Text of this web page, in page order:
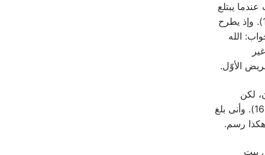
ولِمَ تصمت عندما ‏يبتلع
الشّرّير من هو أبرّ منه، وتعامل البشر كسمك البحر، كزحّافات لا قائد لها؟” (13:1- 14). وإذ يطرح
ويُراقِب (1:2‏). ويأتيه الجَواب: الله
لكن
أفعالهم ترتدّ عليهم، وكما فعلوا يفعلون بهم (7:2- ‏8) وعوض المجد يشبعون هوانًا (16:2). وأنى بلغ
بيت